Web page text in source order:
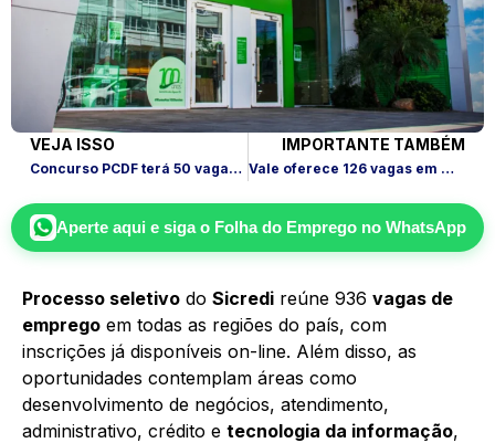
VEJA ISSO
Concurso PCDF terá 50 vagas + 100 CR e salário de R$ 9.394,68
IMPORTANTE TAMBÉM
Vale oferece 126 vagas em MG, RJ, ES e PA; inscrições online
Aperte aqui e siga o Folha do Empregono WhatsApp
Processo seletivo do Sicredi reúne 936 vagas de
emprego em todas as regiões do país, com
inscrições já disponíveis on-line. Além disso, as
oportunidades contemplam áreas como
desenvolvimento de negócios, atendimento,
administrativo, crédito e tecnologia da informação,